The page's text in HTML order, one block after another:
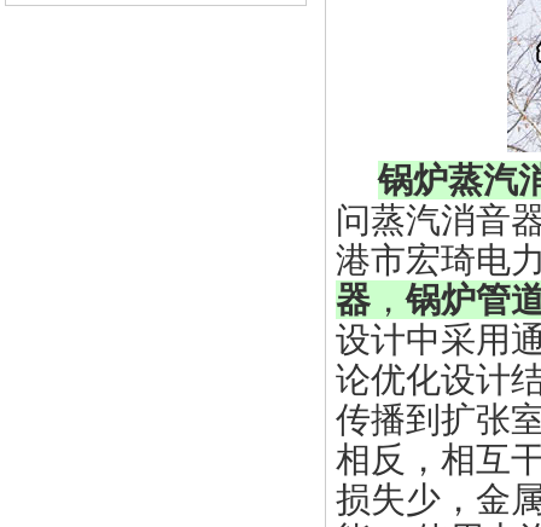
锅炉蒸汽
问蒸汽消音
港市宏琦电
器 ，锅炉管
设计中采用
论优化设计
传播到扩张
相反，相互
损失少，金